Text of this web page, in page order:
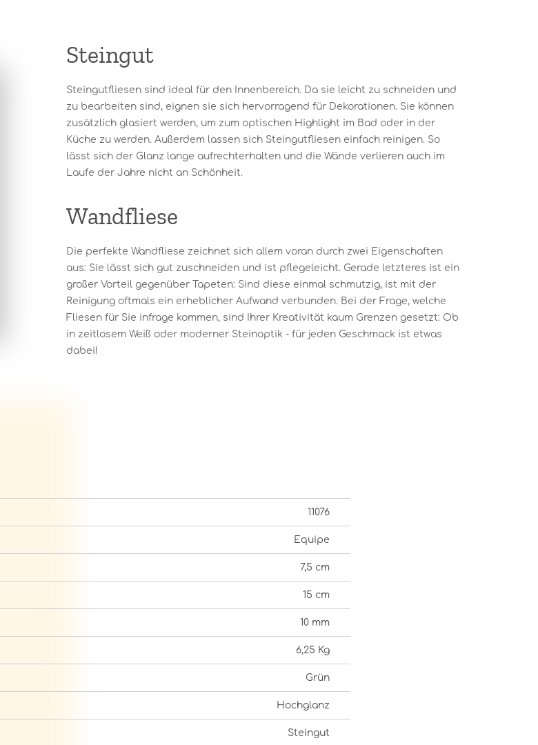
Steingut
Steingutfliesen sind ideal für den Innenbereich. Da sie leicht zu schneiden und
zu bearbeiten sind, eignen sie sich hervorragend für Dekorationen. Sie können
zusätzlich glasiert werden, um zum optischen Highlight im Bad oder in der
Küche zu werden. Außerdem lassen sich Steingutfliesen einfach reinigen. So
lässt sich der Glanz lange aufrechterhalten und die Wände verlieren auch im
Laufe der Jahre nicht an Schönheit.
Wandfliese
Die perfekte Wandfliese zeichnet sich allem voran durch zwei Eigenschaften
aus: Sie lässt sich gut zuschneiden und ist pflegeleicht. Gerade letzteres ist ein
großer Vorteil gegenüber Tapeten: Sind diese einmal schmutzig, ist mit der
Reinigung oftmals ein erheblicher Aufwand verbunden. Bei der Frage, welche
Fliesen für Sie infrage kommen, sind Ihrer Kreativität kaum Grenzen gesetzt: Ob
in zeitlosem Weiß oder moderner Steinoptik - für jeden Geschmack ist etwas
dabei!
11076
Equipe
7,5 cm
15 cm
10 mm
6,25 Kg
Grün
Hochglanz
Steingut